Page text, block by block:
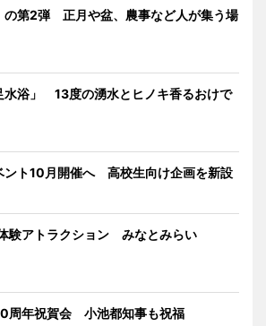
の第2弾 正月や盆、農事など人が集う場
水浴」 13度の湧水とヒノキ香るおけで
ント10月開催へ 高校生向け企画を新設
験アトラクション みなとみらい
周年祝賀会 小池都知事も祝福